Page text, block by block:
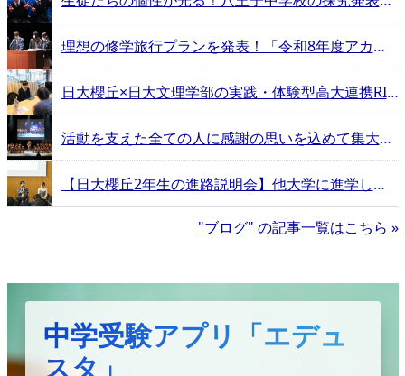
理想の修学旅行プランを発表！「令和8年度アカデミア明誠」レポート【エデュスタッフ訪問記】
日大櫻丘×日大文理学部の実践・体験型高大連携RINGS【エデュスタッフ訪問記】
活動を支えた全ての人に感謝の思いを込めて集大成のダンス！日大明誠ダンス部自主公演「Gift」【エデュスタッフ訪問記】
【日大櫻丘2年生の進路説明会】他大学に進学した卒業生たちのリアル体験記
"ブログ" の記事一覧はこちら »
中学受験アプリ「エデュ
スタ」